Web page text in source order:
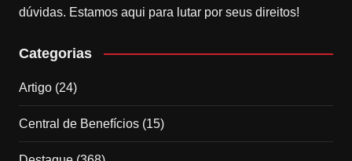
dúvidas. Estamos aqui para lutar por seus direitos!
Categorias
Artigo(24)
Central de Benefícios(15)